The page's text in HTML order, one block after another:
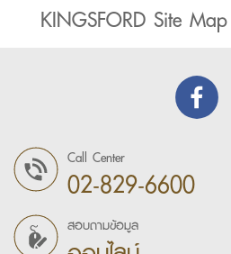
KINGSFORD Site Map
Call Center
02-829-6600
สอบถามข้อมูล